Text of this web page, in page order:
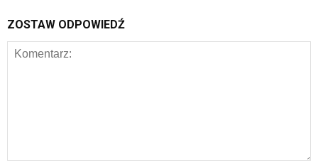
ZOSTAW ODPOWIEDŹ